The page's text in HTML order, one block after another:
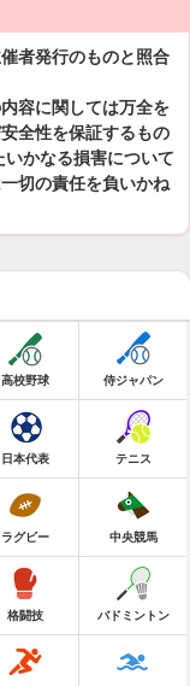
者発行のものと照合
容に関しては万全を
全性を保証するもの
かなる損害について
切の責任を負いかね
高校野球 侍ジャパン
日本代表 テニス
ラグビー 中央競馬
格闘技 バドミントン